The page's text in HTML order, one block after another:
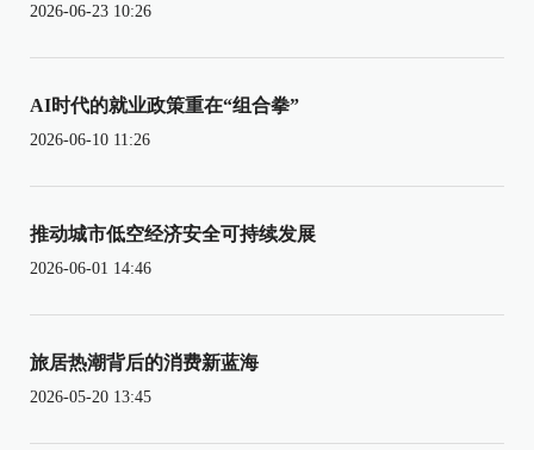
2026-06-23 10:26
AI时代的就业政策重在“组合拳”
2026-06-10 11:26
推动城市低空经济安全可持续发展
2026-06-01 14:46
旅居热潮背后的消费新蓝海
2026-05-20 13:45